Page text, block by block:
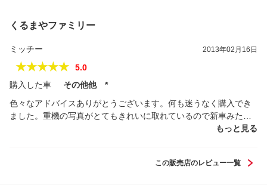
くるまやファミリー
ミッチー 2013年02月16日
★★★★★
5.0
購入した車
その他他 *
色々なアドバイスありがとうございます。何も迷うなく購入でき
ました。重機の写真がとてもきれいに取れているので新車みたい
な気がしました。本当にくるまやファミリーさんを選んでよかっ
もっと見る
この販売店のレビュー一覧